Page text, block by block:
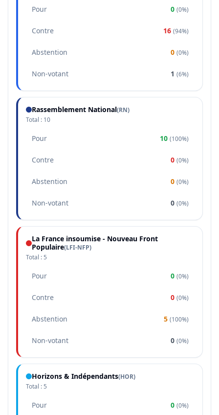
Pour 0 (0%)
Contre 16 (94%)
Abstention 0 (0%)
Non-votant 1 (6%)
Rassemblement National(RN)
Total : 10
Pour 10 (100%)
Contre 0 (0%)
Abstention 0 (0%)
Non-votant 0 (0%)
La France insoumise - Nouveau Front
Populaire(LFI-NFP)
Total : 5
Pour 0 (0%)
Contre 0 (0%)
Abstention 5 (100%)
Non-votant 0 (0%)
Horizons & Indépendants(HOR)
Total : 5
Pour 0 (0%)